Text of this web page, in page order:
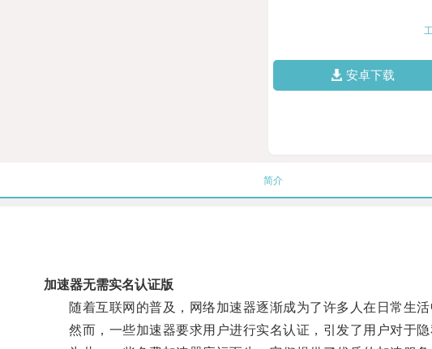
安卓下载
简介
加速器无需实名认证版
随着互联网的普及，网络加速器逐渐成为了许多人在日常生活
然而，一些加速器要求用户进行实名认证，引发了用户对于隐